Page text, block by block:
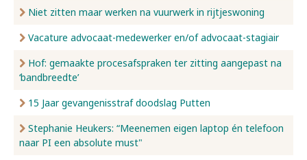
Niet zitten maar werken na vuurwerk in rijtjeswoning
Vacature advocaat-medewerker en/of advocaat-stagiair
Hof: gemaakte procesafspraken ter zitting aangepast na
‘bandbreedte’
15 Jaar gevangenisstraf doodslag Putten
Stephanie Heukers: “Meenemen eigen laptop én telefoon
naar PI een absolute must"